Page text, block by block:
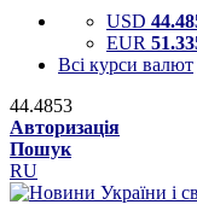
USD
EUR
Всі курси валют
44.4853
Авторизація
Пошук
RU